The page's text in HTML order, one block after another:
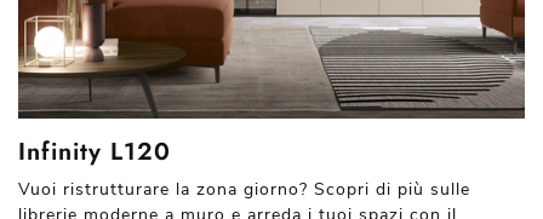
Infinity L120
Vuoi ristrutturare la zona giorno? Scopri di più sulle
librerie moderne a muro e arreda i tuoi spazi con il